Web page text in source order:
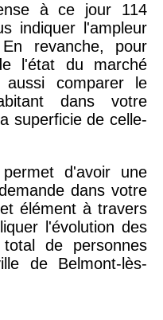
à ce jour 114
indiquer l'ampleur
revanche, pour
l'état du marché
aussi comparer le
dans votre
superficie de celle-
d'avoir une
dans votre
élément à travers
l'évolution des
de personnes
de Belmont-lès-